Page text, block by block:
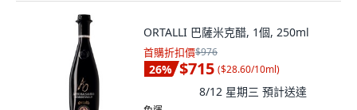
ORTALLI 巴薩米克醋, 1個, 250ml
首購折扣價$976
26% $715 ($28.60/10ml)
8/12 星期三 預計送達